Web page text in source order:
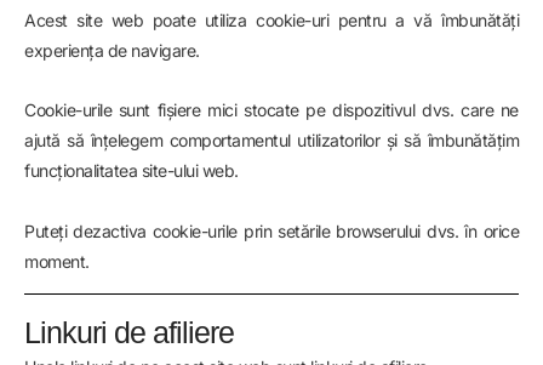
Acest site web poate utiliza cookie-uri pentru a vă îmbunătăți
experiența de navigare.
Cookie-urile sunt fișiere mici stocate pe dispozitivul dvs. care ne
ajută să înțelegem comportamentul utilizatorilor și să îmbunătățim
funcționalitatea site-ului web.
Puteți dezactiva cookie-urile prin setările browserului dvs. în orice
moment.
Linkuri de afiliere